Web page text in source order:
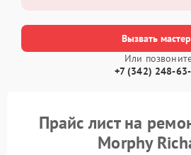
Вызвать
Или
+7 (342) 248-
Прайс лист на
Morphy